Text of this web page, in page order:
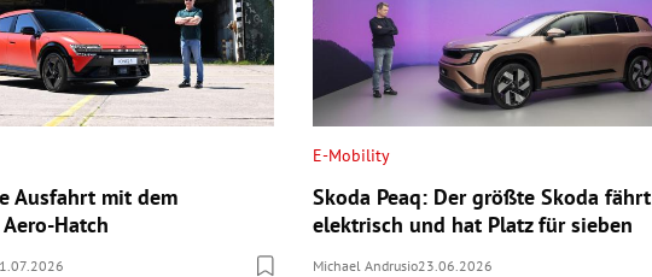
Ausfahrt mit dem
Hatch
E-Mobility
Skoda Peaq: Der größte Skoda fährt
elektrisch und hat Platz für sieben
Michael Andrusio23.06.2026